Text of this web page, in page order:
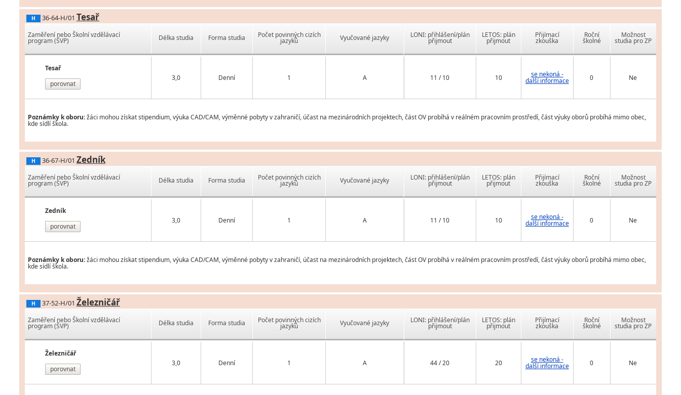
H 36-64-H/01 Tesař
Zaměření nebo Školní vzdělávací
program (ŠVP)
Tesař
porovnat
Délka studia Forma studia Počet povinných cizích
jazyků Vyučované jazyky
3,0 Denní 1 A
LONI: přihlášení/plán
přijmout
LETOS: plán
přijmout
Přijímací
zkouška
Roční
školné
Možnost
studia pro ZP
11 / 10 10 se nekoná -
další informace 0 Ne
Poznámky k oboru:žáci mohou získat stipendium, výuka CAD/CAM, výměnné pobyty v zahraničí, účast na mezinárodních projektech, část OV probíhá v reálném pracovním prostředí, část výuky oborů probíhá mimo obec,
kde sídlí škola.
H 36-67-H/01 Zedník
Zaměření nebo Školní vzdělávací
program (ŠVP)
Zedník
porovnat
Délka studia Forma studia Počet povinných cizích
jazyků Vyučované jazyky
3,0 Denní 1 A
LONI: přihlášení/plán
přijmout
LETOS: plán
přijmout
Přijímací
zkouška
Roční
školné
Možnost
studia pro ZP
11 / 10 10 se nekoná -
další informace 0 Ne
Poznámky k oboru:žáci mohou získat stipendium, výuka CAD/CAM, výměnné pobyty v zahraničí, účast na mezinárodních projektech, část OV probíhá v reálném pracovním prostředí, část výuky oborů probíhá mimo obec,
kde sídlí škola.
H 37-52-H/01 Železničář
Zaměření nebo Školní vzdělávací
program (ŠVP)
Železničář
porovnat
Délka studia Forma studia Počet povinných cizích
jazyků Vyučované jazyky
3,0 Denní 1 A
LONI: přihlášení/plán
přijmout
LETOS: plán
přijmout
Přijímací
zkouška
Roční
školné
Možnost
studia pro ZP
44 / 20 20 se nekoná -
další informace 0 Ne